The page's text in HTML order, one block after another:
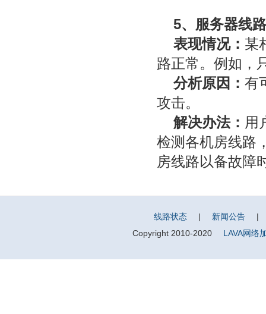
5、服务器线
表现情况： 某
路正常。例如，
分析原因： 有
攻击。
解决办法： 用
检测各机房线路
房线路以备故障
线路状态 | 新闻公告
|
Copyright 2010-2020
LAVA网络